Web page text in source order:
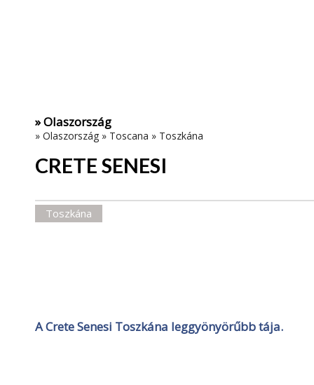
» Olaszország
» Olaszország » Toscana » Toszkána
CRETE SENESI
Toszkána
A Crete Senesi Toszkána leggyönyörűbb tája.